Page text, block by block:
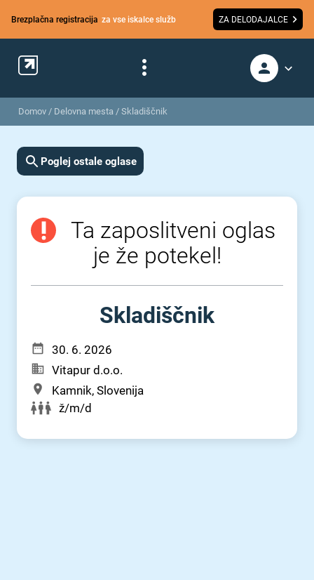
Brezplačna registracija za vse iskalce služb ZA DELODAJALCE
Domov / Delovna mesta / Skladiščnik
Poglej ostale oglase
Ta zaposlitveni oglas
je že potekel!
Skladiščnik
30. 6. 2026
Vitapur d.o.o.
Kamnik, Slovenija
ž/m/d